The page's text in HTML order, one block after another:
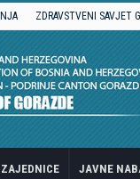
ZDRAVSTVENI SAVJET
JAVNE